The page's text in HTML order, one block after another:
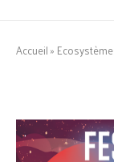
Accueil»